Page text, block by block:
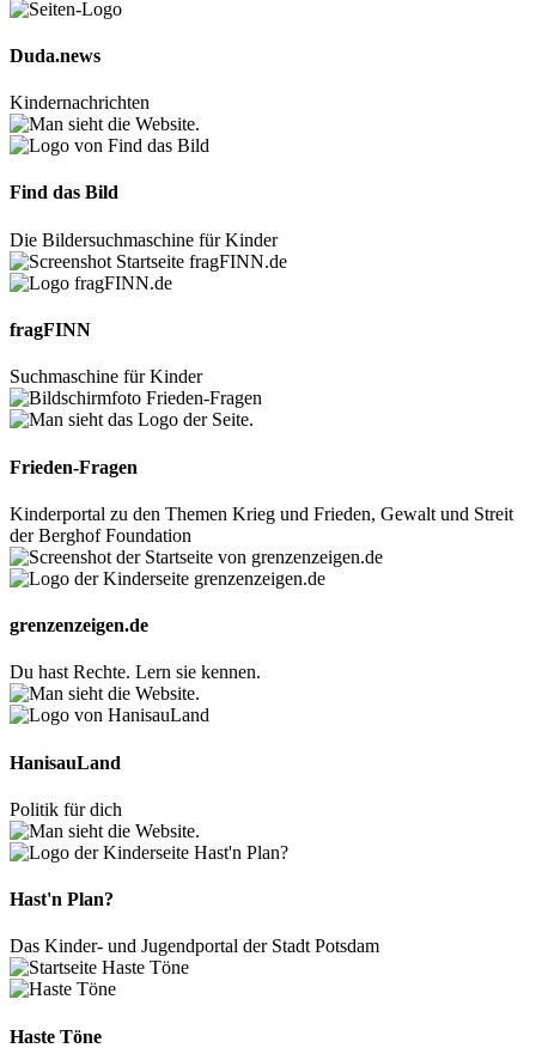
Duda.news
Kindernachrichten
Find das Bild
Die Bildersuchmaschine für Kinder
fragFINN
Suchmaschine für Kinder
Frieden-Fragen
Kinderportal zu den Themen Krieg und Frieden, Gewalt und Streit
der Berghof Foundation
grenzenzeigen.de
Du hast Rechte. Lern sie kennen.
HanisauLand
Politik für dich
Hast'n Plan?
Das Kinder- und Jugendportal der Stadt Potsdam
Haste Töne